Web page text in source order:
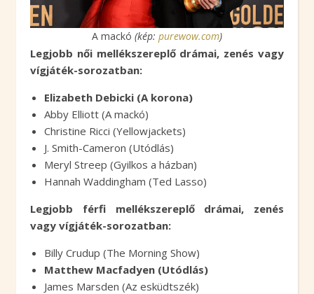
A mackó (kép: purewow.com)
Legjobb női mellékszereplő drámai, zenés vagy
vígjáték-sorozatban:
Elizabeth Debicki (A korona)
Abby Elliott (A mackó)
Christine Ricci (Yellowjackets)
J. Smith-Cameron (Utódlás)
Meryl Streep (Gyilkos a házban)
Hannah Waddingham (Ted Lasso)
Legjobb férfi mellékszereplő drámai, zenés
vagy vígjáték-sorozatban:
Billy Crudup (The Morning Show)
Matthew Macfadyen (Utódlás)
James Marsden (Az esküdtszék)